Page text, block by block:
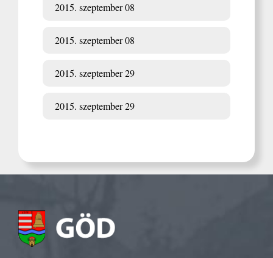
2015. szeptember 08
2015. szeptember 08
2015. szeptember 29
2015. szeptember 29